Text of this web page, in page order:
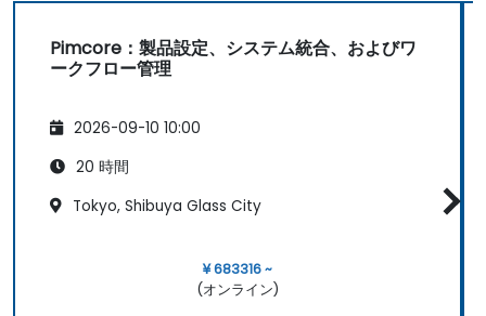
計（UX／CX）と統合する。
Pimcore：製品設定、システム統合、およびワ
ークフロー管理
2026-09-10 10:00
20 時間
Tokyo, Shibuya Glass City
¥ 683316 ~
(オンライン)